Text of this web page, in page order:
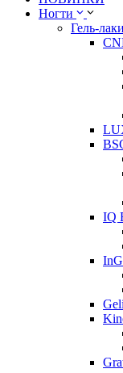
Ногти
Гель-лаки
IQ